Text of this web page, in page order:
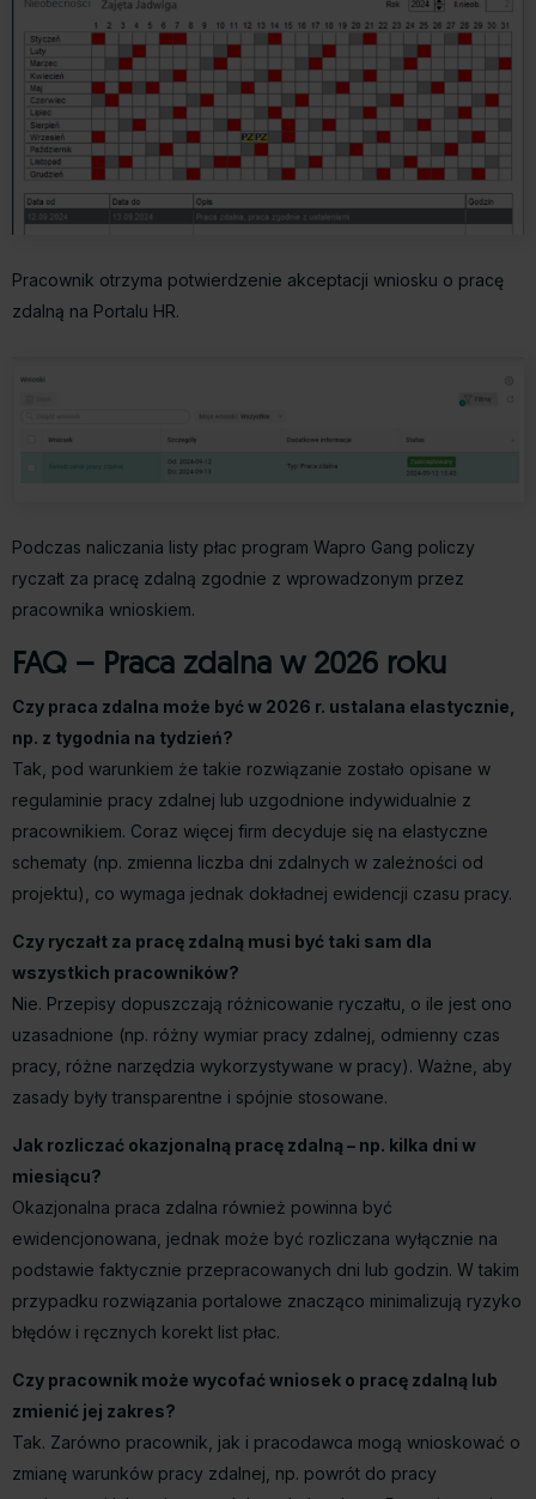
Pracownik otrzyma potwierdzenie akceptacji wniosku o pracę
zdalną na Portalu HR.
Podczas naliczania listy płac program Wapro Gang policzy
ryczałt za pracę zdalną zgodnie z wprowadzonym przez
pracownika wnioskiem.
FAQ – Praca zdalna w 2026 roku
Czy praca zdalna może być w 2026 r. ustalana elastycznie,
np. z tygodnia na tydzień?
Tak, pod warunkiem że takie rozwiązanie zostało opisane w
regulaminie pracy zdalnej lub uzgodnione indywidualnie z
pracownikiem. Coraz więcej firm decyduje się na elastyczne
schematy (np. zmienna liczba dni zdalnych w zależności od
projektu), co wymaga jednak dokładnej ewidencji czasu pracy.
Czy ryczałt za pracę zdalną musi być taki sam dla
wszystkich pracowników?
Nie. Przepisy dopuszczają różnicowanie ryczałtu, o ile jest ono
uzasadnione (np. różny wymiar pracy zdalnej, odmienny czas
pracy, różne narzędzia wykorzystywane w pracy). Ważne, aby
zasady były transparentne i spójnie stosowane.
Jak rozliczać okazjonalną pracę zdalną – np. kilka dni w
miesiącu?
Okazjonalna praca zdalna również powinna być
ewidencjonowana, jednak może być rozliczana wyłącznie na
podstawie faktycznie przepracowanych dni lub godzin. W takim
przypadku rozwiązania portalowe znacząco minimalizują ryzyko
błędów i ręcznych korekt list płac.
Czy pracownik może wycofać wniosek o pracę zdalną lub
zmienić jej zakres?
Tak. Zarówno pracownik, jak i pracodawca mogą wnioskować o
zmianę warunków pracy zdalnej, np. powrót do pracy